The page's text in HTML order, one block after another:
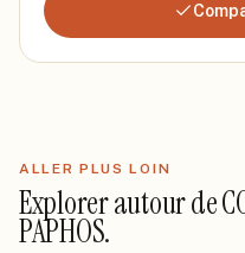
ALLER PLUS LOIN
Explorer autour de
PAPHOS.